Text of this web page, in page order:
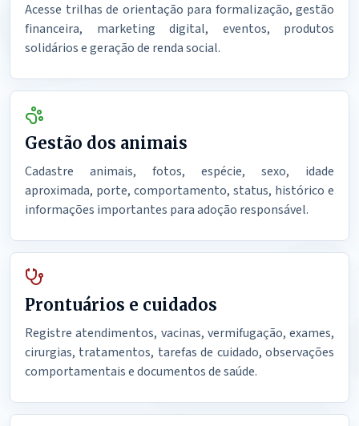
Acesse trilhas de orientação para formalização, gestão
financeira, marketing digital, eventos, produtos
solidários e geração de renda social.
Gestão dos animais
Cadastre animais, fotos, espécie, sexo, idade
aproximada, porte, comportamento, status, histórico e
informações importantes para adoção responsável.
Prontuários e cuidados
Registre atendimentos, vacinas, vermifugação, exames,
cirurgias, tratamentos, tarefas de cuidado, observações
comportamentais e documentos de saúde.